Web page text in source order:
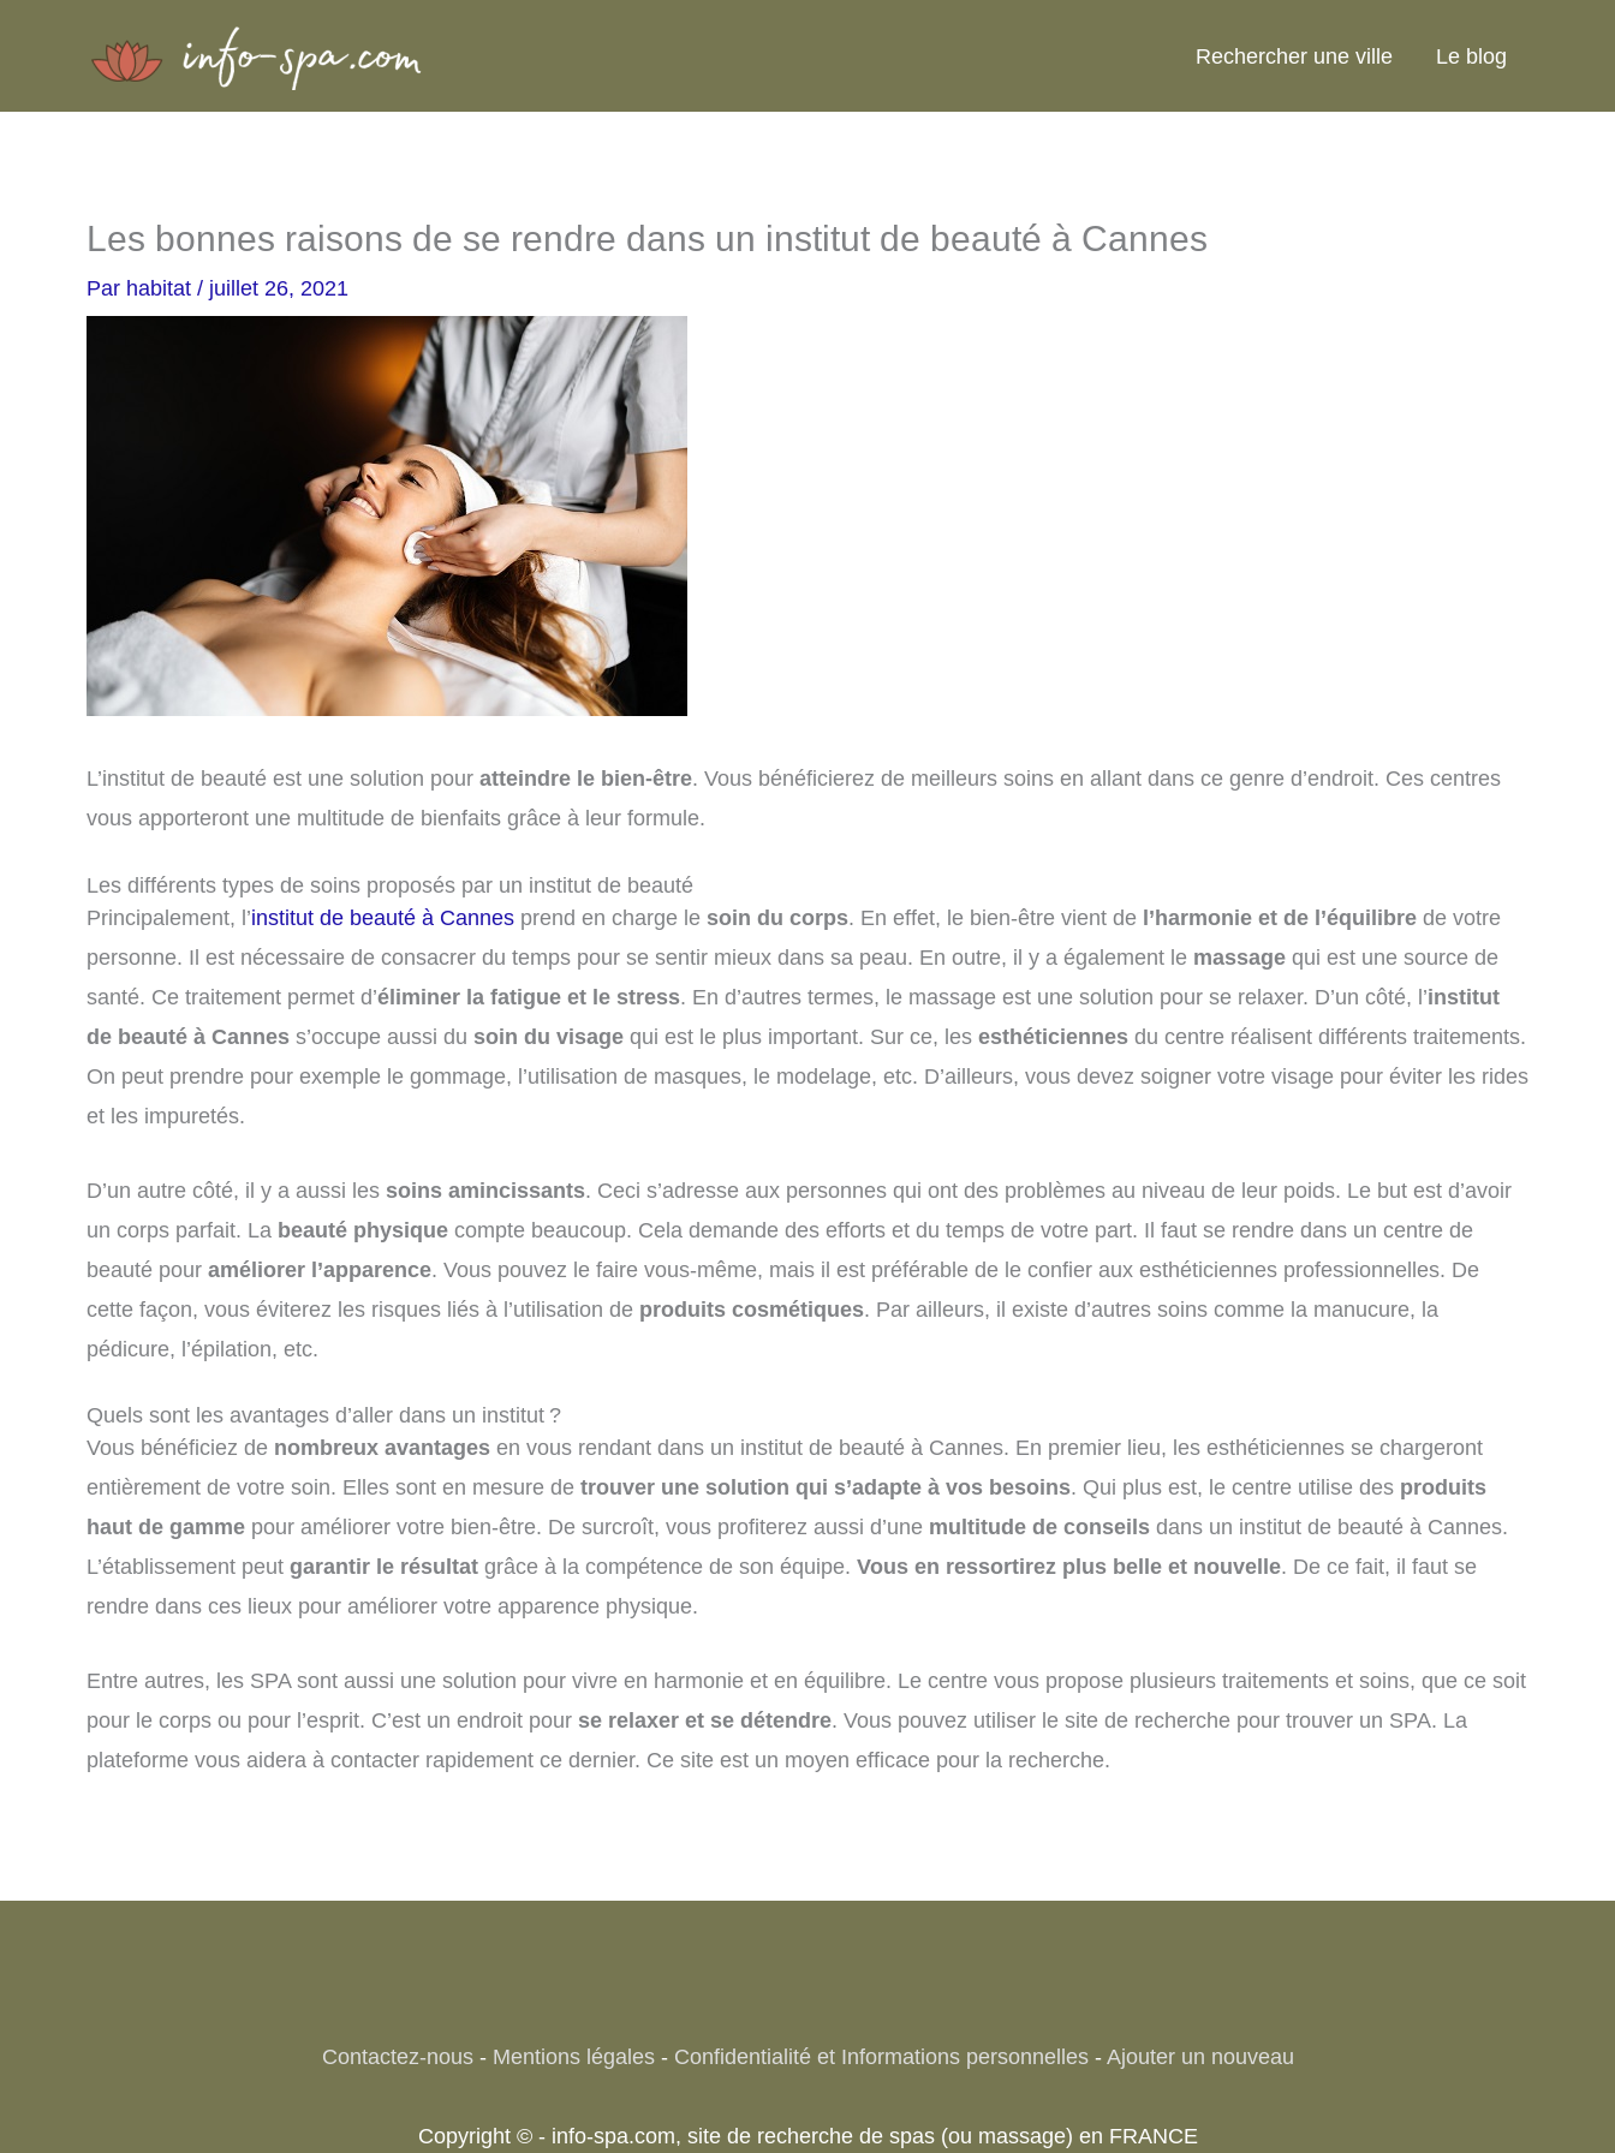
Rechercher une ville Le blog
Les bonnes raisons de se rendre dans un institut de beauté à Cannes
Par habitat / juillet 26, 2021
L’institut de beauté est une solution pour atteindre le bien-être. Vous bénéficierez de meilleurs soins en allant dans ce genre d’endroit. Ces centres
vous apporteront une multitude de bienfaits grâce à leur formule.
Les différents types de soins proposés par un institut de beauté
Principalement, l’institut de beauté à Cannes prend en charge le soin du corps. En effet, le bien-être vient de l’harmonie et de l’équilibre de votre
personne. Il est nécessaire de consacrer du temps pour se sentir mieux dans sa peau. En outre, il y a également le massage qui est une source de
santé. Ce traitement permet d’éliminer la fatigue et le stress. En d’autres termes, le massage est une solution pour se relaxer. D’un côté, l’institut
de beauté à Cannes s’occupe aussi du soin du visage qui est le plus important. Sur ce, les esthéticiennes du centre réalisent différents traitements.
On peut prendre pour exemple le gommage, l’utilisation de masques, le modelage, etc. D’ailleurs, vous devez soigner votre visage pour éviter les rides
et les impuretés.
D’un autre côté, il y a aussi les soins amincissants. Ceci s’adresse aux personnes qui ont des problèmes au niveau de leur poids. Le but est d’avoir
un corps parfait. La beauté physique compte beaucoup. Cela demande des efforts et du temps de votre part. Il faut se rendre dans un centre de
beauté pour améliorer l’apparence. Vous pouvez le faire vous-même, mais il est préférable de le confier aux esthéticiennes professionnelles. De
cette façon, vous éviterez les risques liés à l’utilisation de produits cosmétiques. Par ailleurs, il existe d’autres soins comme la manucure, la
pédicure, l’épilation, etc.
Quels sont les avantages d’aller dans un institut ?
Vous bénéficiez de nombreux avantages en vous rendant dans un institut de beauté à Cannes. En premier lieu, les esthéticiennes se chargeront
entièrement de votre soin. Elles sont en mesure de trouver une solution qui s’adapte à vos besoins. Qui plus est, le centre utilise des produits
haut de gamme pour améliorer votre bien-être. De surcroît, vous profiterez aussi d’une multitude de conseils dans un institut de beauté à Cannes.
L’établissement peut garantir le résultat grâce à la compétence de son équipe. Vous en ressortirez plus belle et nouvelle. De ce fait, il faut se
rendre dans ces lieux pour améliorer votre apparence physique.
Entre autres, les SPA sont aussi une solution pour vivre en harmonie et en équilibre. Le centre vous propose plusieurs traitements et soins, que ce soit
pour le corps ou pour l’esprit. C’est un endroit pour se relaxer et se détendre. Vous pouvez utiliser le site de recherche pour trouver un SPA. La
plateforme vous aidera à contacter rapidement ce dernier. Ce site est un moyen efficace pour la recherche.
Contactez-nous- Mentions légales- Confidentialité et Informations personnelles- Ajouter un nouveau
Copyright © - info-spa.com, site de recherche de spas (ou massage) en FRANCE